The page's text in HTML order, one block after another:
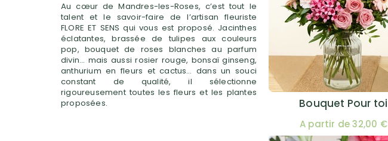
Bouquet Pour toi
A partir de 32,00 €
Au cœur de Mandres-les-Roses, c’est tout le
talent et le savoir-faire de l’artisan fleuriste
FLORE ET SENS qui vous est proposé. Jacinthes
éclatantes, brassée de tulipes aux couleurs
pop, bouquet de roses blanches au parfum
divin… mais aussi rosier rouge, bonsaï ginseng,
anthurium en fleurs et cactus… dans un souci
constant de qualité, il sélectionne
rigoureusement toutes les fleurs et les plantes
proposées.